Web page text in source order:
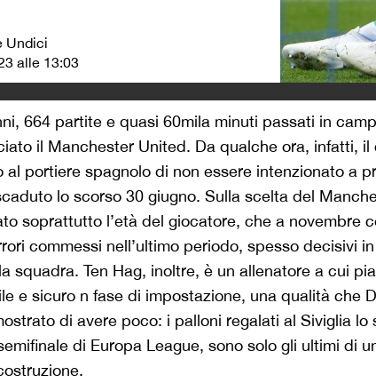
Undici
alle 13:03
664 partite e quasi 60mila minuti passati in
il Manchester United. Da qualche ora, infatti, il
al portiere spagnolo di non essere intenzionato a
lo scorso 30 giugno. Sulla scelta del
soprattutto l’età del giocatore, che a novembre
commessi nell’ultimo periodo, spesso decisivi
squadra. Ten Hag, inoltre, è un allenatore a cui
e sicuro n fase di impostazione, una qualità che
di avere poco: i palloni regalati al Siviglia lo
di Europa League, sono solo gli ultimi di